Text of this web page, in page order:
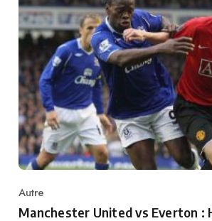
Category
Autre
Manchester United vs Everton :